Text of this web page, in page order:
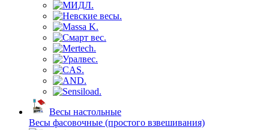
Весы настольные
Весы фасовочные (простого взвешивания)